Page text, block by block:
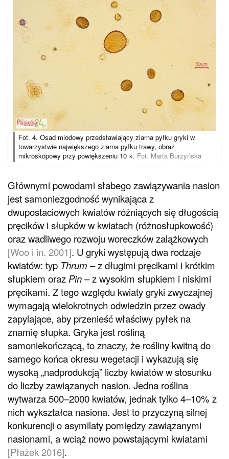
Fot. 4. Osad miodowy przedstawiający ziarna pyłku gryki w
towarzystwie największego ziarna pyłku trawy, obraz
mikroskopowy przy powiększeniu 10 ×. Fot. Marta Burzyńska
Głównymi powodami słabego zawiązywania nasion
jest samoniezgodność wynikająca z
dwupostaciowych kwiatów różniących się długością
pręcików i słupków w kwiatach (różnosłupkowość)
oraz wadliwego rozwoju woreczków zalążkowych
[Woo i in. 2001]. U gryki występują dwa rodzaje
kwiatów: typ Thrum – z długimi pręcikami i krótkim
słupkiem oraz Pin– z wysokim słupkiem i niskimi
pręcikami. Z tego względu kwiaty gryki zwyczajnej
wymagają wielokrotnych odwiedzin przez owady
zapylające, aby przenieść właściwy pyłek na
znamię słupka. Gryka jest rośliną
samoniekończącą, to znaczy, że rośliny kwitną do
samego końca okresu wegetacji i wykazują się
wysoką „nadprodukcją” liczby kwiatów w stosunku
do liczby zawiązanych nasion. Jedna roślina
wytwarza 500–2000 kwiatów, jednak tylko 4–10% z
nich wykształca nasiona. Jest to przyczyną silnej
konkurencji o asymilaty pomiędzy zawiązanymi
nasionami, a wciąż nowo powstającymi kwiatami
[Płażek 2016].